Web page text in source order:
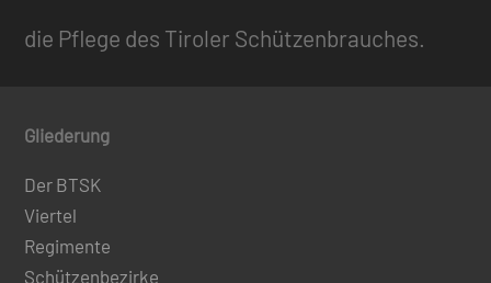
die Pflege des Tiroler Schützenbrauches.
Gliederung
Der BTSK
Viertel
Regimente
Schützenbezirke